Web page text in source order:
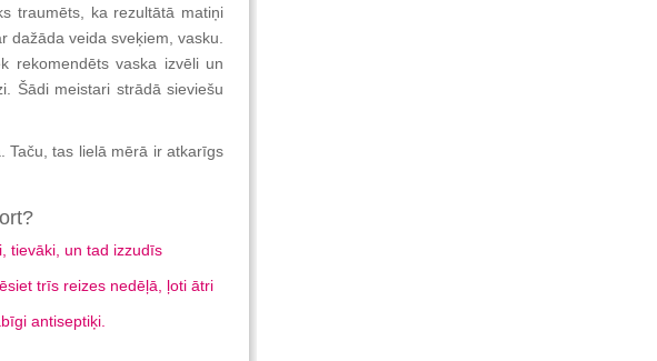
traumēts, ka rezultātā matiņi
dažāda veida sveķiem, vasku.
rekomendēts vaska izvēli un
Šādi meistari strādā sieviešu
Taču, tas lielā mērā ir atkarīgs
tievāki, un tad izzudīs
trīs reizes nedēļā, ļoti ātri
antiseptiķi.